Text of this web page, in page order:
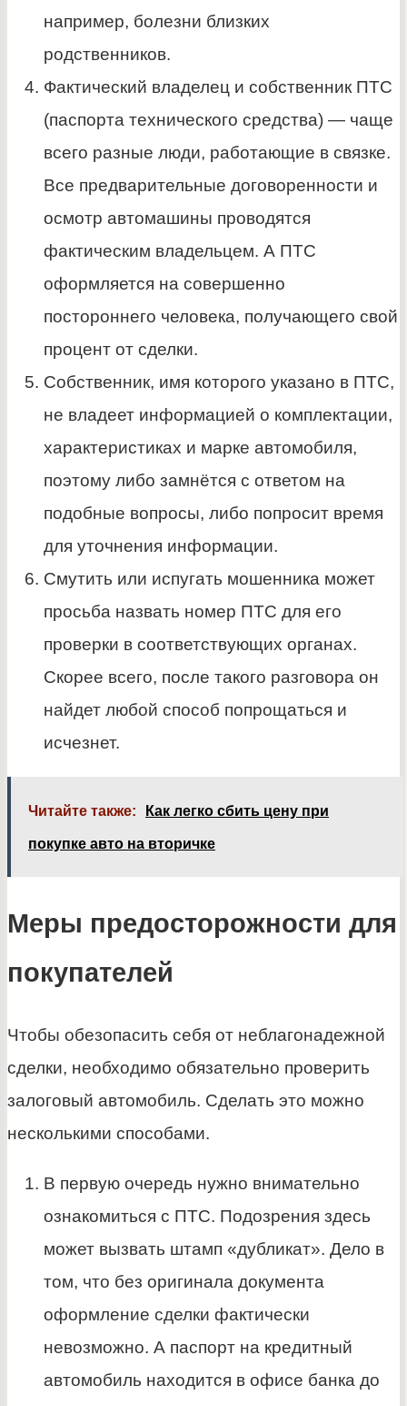
например, болезни близких
родственников.
Фактический владелец и собственник ПТС
(паспорта технического средства) — чаще
всего разные люди, работающие в связке.
Все предварительные договоренности и
осмотр автомашины проводятся
фактическим владельцем. А ПТС
оформляется на совершенно
постороннего человека, получающего свой
процент от сделки.
Собственник, имя которого указано в ПТС,
не владеет информацией о комплектации,
характеристиках и марке автомобиля,
поэтому либо замнётся с ответом на
подобные вопросы, либо попросит время
для уточнения информации.
Смутить или испугать мошенника может
просьба назвать номер ПТС для его
проверки в соответствующих органах.
Скорее всего, после такого разговора он
найдет любой способ попрощаться и
исчезнет.
Читайте также: Как легко сбить цену при
покупке авто на вторичке
Меры предосторожности для
покупателей
Чтобы обезопасить себя от неблагонадежной
сделки, необходимо обязательно проверить
залоговый автомобиль. Сделать это можно
несколькими способами.
В первую очередь нужно внимательно
ознакомиться с ПТС. Подозрения здесь
может вызвать штамп «дубликат». Дело в
том, что без оригинала документа
оформление сделки фактически
невозможно. А паспорт на кредитный
автомобиль находится в офисе банка до